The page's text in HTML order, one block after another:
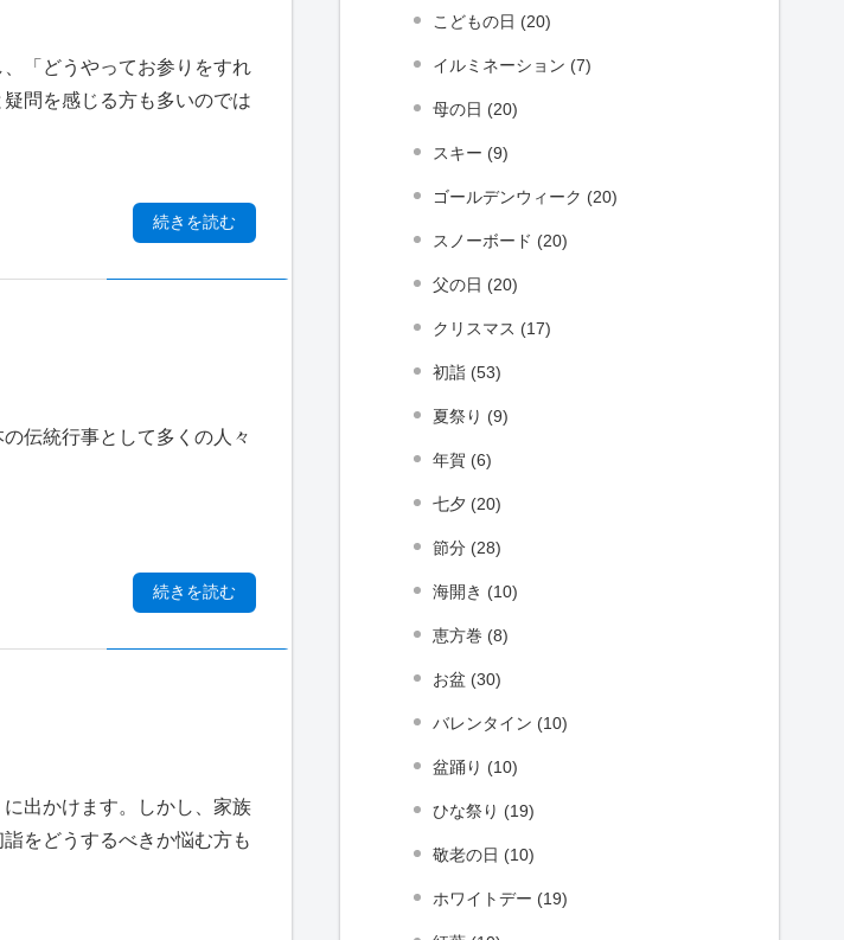
「どうやってお参りをすれ
問を感じる方も多いのでは
続きを読む
伝統行事として多くの人々
続きを読む
出かけます。しかし、家族
をどうするべきか悩む方も
こどもの日 (20)
イルミネーション (7)
母の日 (20)
スキー (9)
ゴールデンウィーク (20)
スノーボード (20)
父の日 (20)
クリスマス (17)
初詣 (53)
夏祭り (9)
年賀 (6)
七夕 (20)
節分 (28)
海開き (10)
恵方巻 (8)
お盆 (30)
バレンタイン (10)
盆踊り (10)
ひな祭り (19)
敬老の日 (10)
ホワイトデー (19)